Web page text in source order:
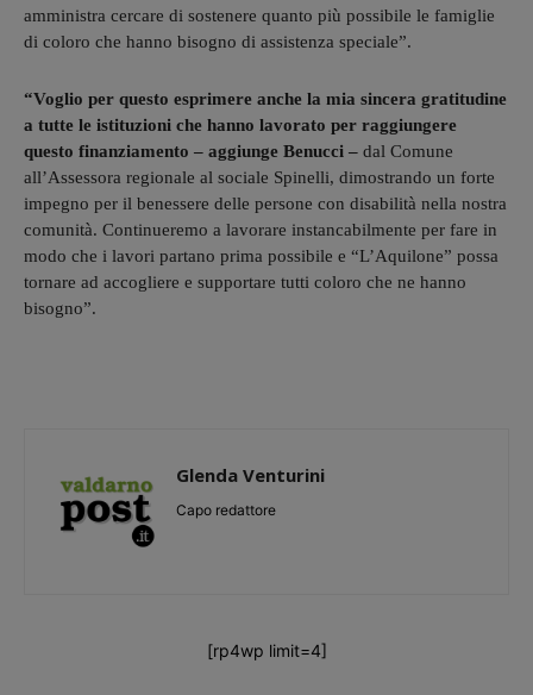
amministra cercare di sostenere quanto più possibile le famiglie
di coloro che hanno bisogno di assistenza speciale”.
“Voglio per questo esprimere anche la mia sincera gratitudine
a tutte le istituzioni che hanno lavorato per raggiungere
questo finanziamento – aggiunge Benucci – dal Comune
all’Assessora regionale al sociale Spinelli, dimostrando un forte
impegno per il benessere delle persone con disabilità nella nostra
comunità. Continueremo a lavorare instancabilmente per fare in
modo che i lavori partano prima possibile e “L’Aquilone” possa
tornare ad accogliere e supportare tutti coloro che ne hanno
bisogno”.
Glenda Venturini
Capo redattore
[rp4wp limit=4]